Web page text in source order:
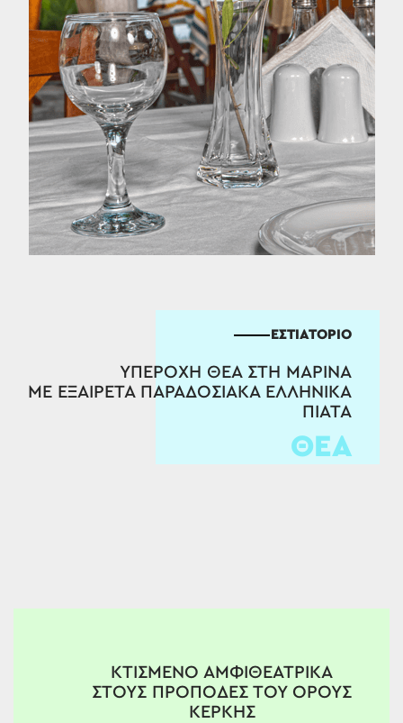
ΕΣΤΙΑΤΟΡΙΟ
ΥΠΕΡΟΧΗ ΘΕΑ ΣΤΗ ΜΑΡΙΝΑ
ΜΕ ΕΞΑΙΡΕΤΑ ΠΑΡΑΔΟΣΙΑΚΑ ΕΛΛΗΝΙΚΑ
ΠΙΑΤΑ
ΘΕΑ
ΚΤΙΣΜΕΝΟ ΑΜΦΙΘΕΑΤΡΙΚΑ
ΣΤΟΥΣ ΠΡΟΠΟΔΕΣ ΤΟΥ ΟΡΟΥΣ
ΚΕΡΚΗΣ